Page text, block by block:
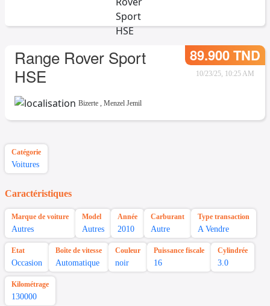
Range Rover Sport
HSE
89.900 TND
10/23/25, 10:25 AM
Bizerte , Menzel Jemil
Catégorie
Voitures
Caractéristiques
Marque de voiture
Autres
Model
Autres
Année
2010
Carburant
Autre
Type transaction
A Vendre
Etat
Occasion
Boîte de vitesse
Automatique
Couleur
noir
Puissance fiscale
16
Cylindrée
3.0
Kilométrage
130000